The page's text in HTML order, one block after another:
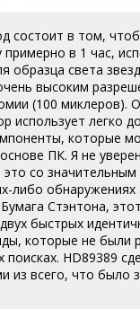
состоит в том,
примерно в 1 час,
образца света
высоким
(100 миклеров).
использует легко
которые
ПК. Я не
со
либо обнаружениях
Стэнтона,
быстрых
которые не были
HD89389
из всего, что было